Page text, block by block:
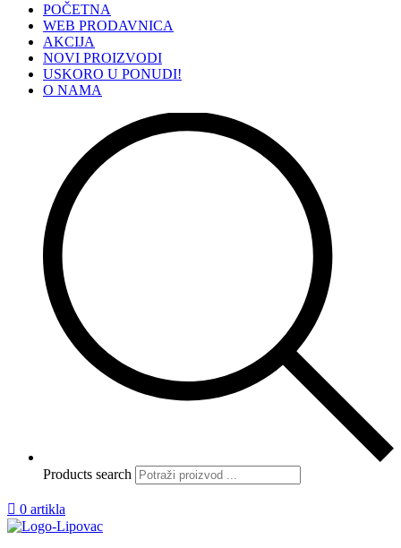
POČETNA
WEB PRODAVNICA
AKCIJA
NOVI PROIZVODI
USKORO U PONUDI!
O NAMA
Products search
 0 artikla